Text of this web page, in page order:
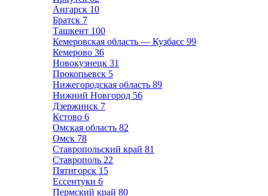
Ангарск 10
Братск 7
Ташкент 100
Кемеровская область — Кузбасс 99
Кемерово 36
Новокузнецк 31
Прокопьевск 5
Нижегородская область 89
Нижний Новгород 56
Дзержинск 7
Кстово 6
Омская область 82
Омск 78
Ставропольский край 81
Ставрополь 22
Пятигорск 15
Ессентуки 6
Пермский край 80